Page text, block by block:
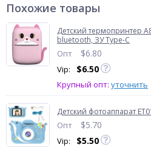
Похожие товары
Детский термопринтер
bluetooth, ЗУ Type-C
Опт $6.80
Vip: $6.50
Крупный опт: уточнить
Детский фотоаппарат
Опт $5.70
Vip: $5.50